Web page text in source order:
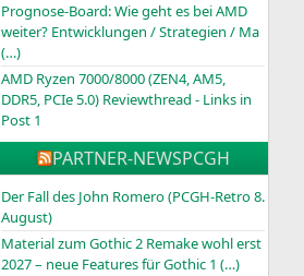
Prognose-Board: Wie geht es bei AMD
weiter? Entwicklungen / Strategien / Ma
(…)
AMD Ryzen 7000/8000 (ZEN4, AM5,
DDR5, PCIe 5.0) Reviewthread - Links in
Post 1
PARTNER-NEWSPCGH
Der Fall des John Romero (PCGH-Retro 8.
August)
Material zum Gothic 2 Remake wohl erst
2027 – neue Features für Gothic 1 (…)